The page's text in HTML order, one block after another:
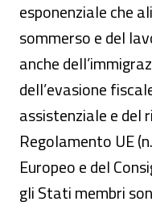
esponenziale che
sommerso e del
anche
dell’evasione
assistenziale e del
Regolamento UE
Europeo e del
gli Stati membri